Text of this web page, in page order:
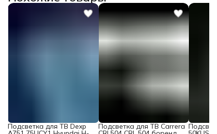
Подсветка для ТВ Dexp Подсветка для ТВ Carrera